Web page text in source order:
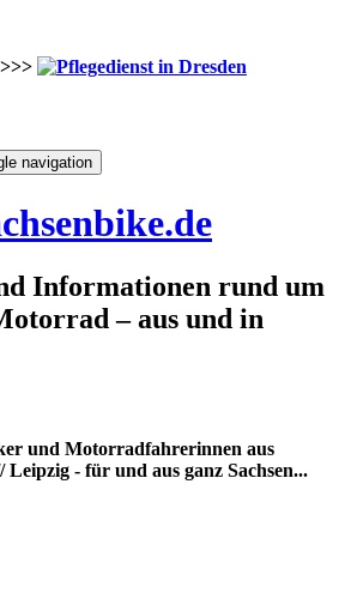
navigation
Informationen rund um
– aus und in
und Motorradfahrerinnen aus
Leipzig - für und aus ganz Sachsen...